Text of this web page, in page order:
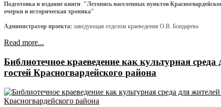
Подготовка и издание книги "Летопись населенных пунктов
очерки и историческая хроника"
Администратор проекта: заведующая отделом краеведения О.В. Бондарева
Read more...
Библиотечное краеведение как культурная среда
гостей Красногвардейского района